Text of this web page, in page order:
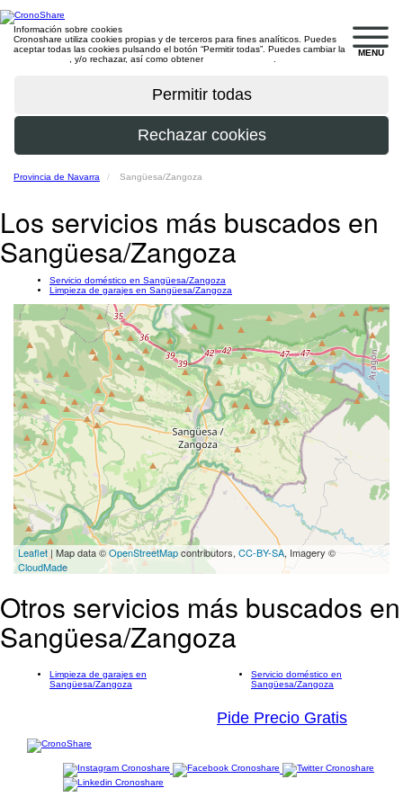
MENU
Información sobre cookies
Cronoshare utiliza cookies propias y de terceros para fines analíticos. Puedes
aceptar todas las cookies pulsando el botón “Permitir todas”. Puedes cambiar la
, y/o rechazar, así como obtener
Provincia de Navarra Sangüesa/Zangoza
Los servicios más buscados en
Sangüesa/Zangoza
Servicio doméstico en Sangüesa/Zangoza
Limpieza de garajes en Sangüesa/Zangoza
Leaflet | Map data ©OpenStreetMapcontributors, CC-BY-SA, Imagery ©
CloudMade
Otros servicios más buscados en
Sangüesa/Zangoza
Limpieza de garajes en
Sangüesa/Zangoza
Servicio doméstico en
Sangüesa/Zangoza
Pide Precio Gratis